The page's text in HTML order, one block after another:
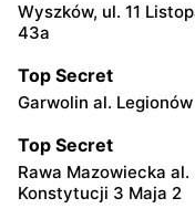
Wyszków, ul. 11
43a
Top Secret
Garwolin al.
Top Secret
Rawa Mazowiecka al.
Konstytucji 3 Maja 2